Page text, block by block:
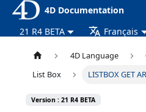
4D Documentation
21 R4 BETA
Français
4D Language
List Box
LISTBOX GET
Version : 21 R4 BETA